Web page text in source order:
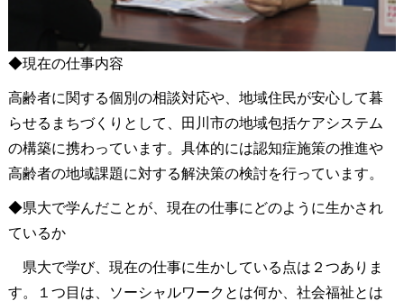
◆現在の仕事内容
高齢者に関する個別の相談対応や、地域住民が安心して暮
らせるまちづくりとして、田川市の地域包括ケアシステム
の構築に携わっています。具体的には認知症施策の推進や
高齢者の地域課題に対する解決策の検討を行っています。
◆県大で学んだことが、現在の仕事にどのように生かされ
ているか
県大で学び、現在の仕事に生かしている点は２つありま
す。１つ目は、ソーシャルワークとは何か、社会福祉とは